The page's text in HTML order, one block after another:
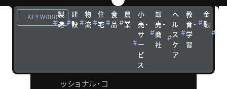
KEYWORD製
造
建
設
物
流
住
宅
食
品
農
業
小
売・
サ
ー
ビ
ス
卸
売・
商
社
ヘ
ル
ス
ケ
ア
教
育・
学
習
金
融
ソッド
タナベコンサ
ッショナル・コ